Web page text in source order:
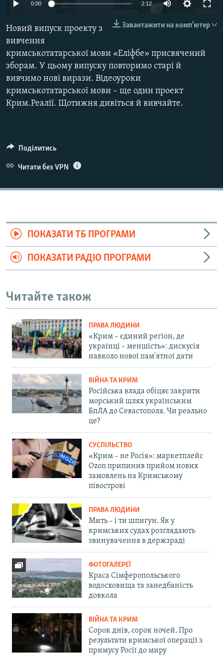
ВІДЕОУРОКИ «ELIFBE»
СВІДЧЕННЯ ОКУПАЦІЇ
УКРАЇНСЬКА ПРОБЛЕМА КРИМУ
ІНФОГРАФІКА
ДОЛУЧАЙСЯ!
Усі сайти RFE/RL
0:00 2:12
Завантажити на комп'ютер
Новий випуск проекту з
вивчення
кримськотатарської мови «Еліфбе» присвячений
зборам. У цьому випуску повторимо старі й
вивчимо нові вирази. Відеоуроки
кримськотатарської мови – ще один проект
Крим.Реалії. Щотижня дивіться й вивчайте.
Поділитись
Читати без VPN
ПОКАЗАТИ ТБ ПРОГРАМИ
ПОКАЗАТИ РАДІО ПРОГРАМИ
Читайте також
ПРАВА ЛЮДИНИ
«Крим – єдиний регіон, де
українці – меншість»: дискусія
навколо нової пам'ятної дати
ВІЙНА ТА КРИМ
Російська влада обіцяє закрити
морський шлях українським
БпЛА до Севастополя. Чи реально
це?
СУСПІЛЬСТВО
«Крим – не Росія»: маркетплейс
Ozon припинив прийом нових
замовлень на Кримському
півострові
ПРАВА ЛЮДИНИ
Мить – і ти шпигун. Як у
кримських судах розглядають
звинувачення в держзраді
ФОТОГАЛЕРЕЇ
Краса Сімферопольського
водосховища та занедбаність
довкола
ВІЙНА ТА КРИМ
Сорок днів, сорок ночей. Про
результати кримської операції з
примусу Росії до миру